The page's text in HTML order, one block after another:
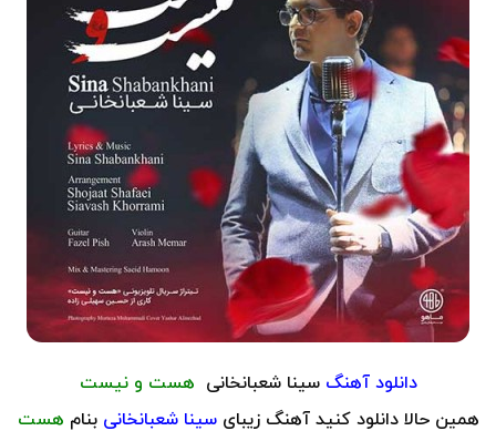
دانلود آهنگسینا شعبانخانی هست و نیست
همین حالا دانلود کنید آهنگ زیبایسینا شعبانخانی بنام هست